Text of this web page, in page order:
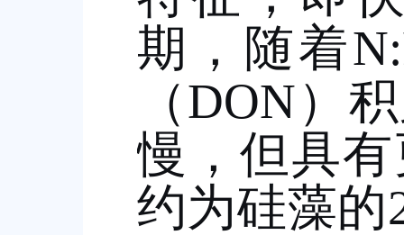
期，随着
（DON）
慢，但具
约为硅藻的